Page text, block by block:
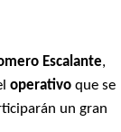
Escalante,
operativo que se
un gran